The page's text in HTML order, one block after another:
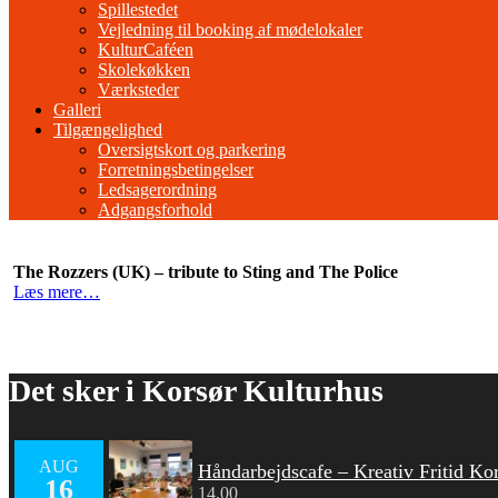
Spillestedet
Vejledning til booking af mødelokaler
KulturCaféen
Skolekøkken
Værksteder
Galleri
Tilgængelighed
Oversigtskort og parkering
Forretningsbetingelser
Ledsagerordning
Adgangsforhold
The Rozzers (UK) – tribute to Sting and The Police
Læs mere…
Det sker i Korsør Kulturhus
AUG
16
Håndarbejdscafe – Kreativ Fritid
14.00